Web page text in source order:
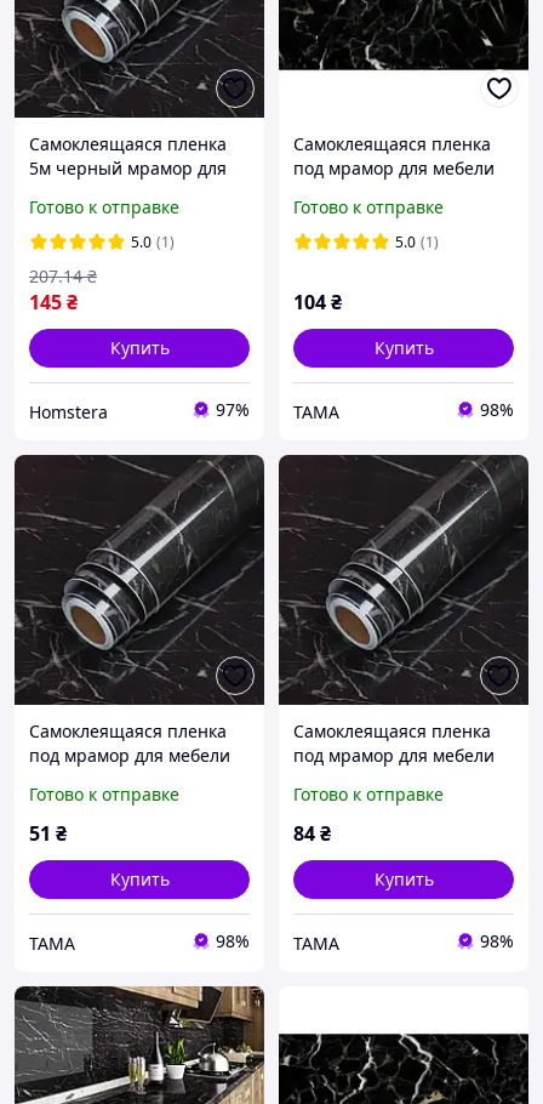
Самоклеящаяся пленка
5м черный мрамор для
Мраморная наклейка на
кухонный фартук
Готово к отправке
5.0 (1)
145₴
207.14 ₴
Купить
Homstera 97%
Самоклеящаяся пленка
под мрамор для мебели
Готово к отправке
5.0 (1)
104₴
Купить
TAMA 98%
Самоклеящаяся пленка
под мрамор для мебели
Готово к отправке
51 ₴
Купить
TAMA 98%
Самоклеящаяся пленка
под мрамор для мебели
Готово к отправке
84₴
Купить
TAMA 98%